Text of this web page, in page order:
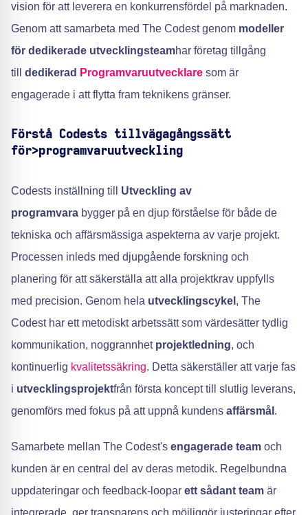
vision för att leverera en konkurrensfördel på marknaden.
Genom att samarbeta med The Codest genom modeller
för dedikerade utvecklingsteamhar företag tillgång
till dedikerad Programvaruutvecklare som är
engagerade i att flytta fram teknikens gränser.
Förstå Codests tillvägagångssätt
för>programvaruutveckling
Codests inställning till Utveckling av
programvara bygger på en djup förståelse för både de
tekniska och affärsmässiga aspekterna av varje projekt.
Processen inleds med djupgående forskning och
planering för att säkerställa att alla projektkrav uppfylls
med precision. Genom hela utvecklingscykel , The
Codest har ett metodiskt arbetssätt som värdesätter tydlig
kommunikation, noggrannhet projektledning, och
kontinuerlig kvalitetssäkring. Detta säkerställer att varje fas
i utvecklingsprojektfrån första koncept till slutlig leverans,
genomförs med fokus på att uppnå kundens affärsmål .
Samarbete mellan The Codest's engagerade team och
kunden är en central del av deras metodik. Regelbundna
uppdateringar och feedback-loopar ett sådant team är
integrerade, ger transparens och möjliggör justeringar efter